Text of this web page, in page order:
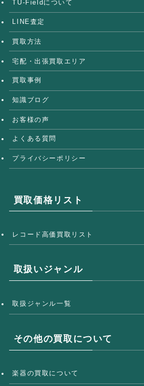
TU-Fieldについて
LINE査定
買取方法
宅配・出張買取エリア
買取事例
知識ブログ
お客様の声
よくある質問
プライバシーポリシー
買取価格リスト
レコード高価買取リスト
取扱いジャンル
取扱ジャンル一覧
その他の買取について
楽器の買取について